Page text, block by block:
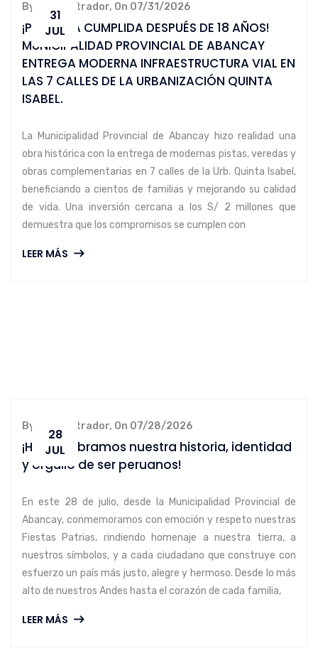
31
JUL
By administrador, On 07/31/2026
¡PROMESA CUMPLIDA DESPUÉS DE 18 AÑOS!
MUNICIPALIDAD PROVINCIAL DE ABANCAY
ENTREGA MODERNA INFRAESTRUCTURA VIAL EN
LAS 7 CALLES DE LA URBANIZACIÓN QUINTA
ISABEL.
La Municipalidad Provincial de Abancay hizo realidad una
obra histórica con la entrega de modernas pistas, veredas y
obras complementarias en 7 calles de la Urb. Quinta Isabel,
beneficiando a cientos de familias y mejorando su calidad
de vida. Una inversión cercana a los S/ 2 millones que
demuestra que los compromisos se cumplen con
LEER MÁS
28
JUL
By administrador, On 07/28/2026
¡Hoy celebramos nuestra historia, identidad
y orgullo de ser peruanos!
En este 28 de julio, desde la Municipalidad Provincial de
Abancay, conmemoramos con emoción y respeto nuestras
Fiestas Patrias, rindiendo homenaje a nuestra tierra, a
nuestros símbolos, y a cada ciudadano que construye con
esfuerzo un país más justo, alegre y hermoso. Desde lo más
alto de nuestros Andes hasta el corazón de cada familia,
LEER MÁS